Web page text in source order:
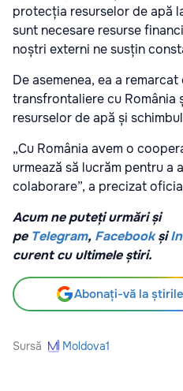
protecția resurselor de apă
sunt necesare resurse
noștri externi ne susțin
De asemenea, ea a
transfrontaliere cu România
resurselor de apă și
„Cu România avem o
urmează să lucrăm pentru a
colaborare”, a precizat
Acum ne puteți urmări și
pe Telegram, Facebook și
curent cu ultimele știri.
Abonați-vă la
Sursă Moldova1